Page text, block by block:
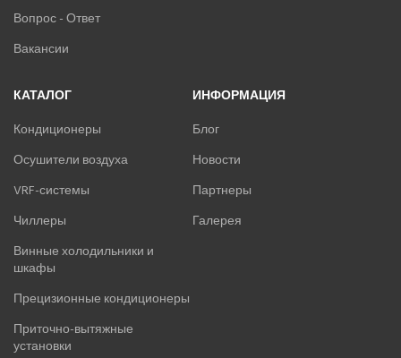
Вопрос - Ответ
Вакансии
КАТАЛОГ
Кондиционеры
Осушители воздуха
VRF-системы
Чиллеры
Винные холодильники и
шкафы
Прецизионные кондиционеры
Приточно-вытяжные
установки
ИНФОРМАЦИЯ
Блог
Новости
Партнеры
Галерея